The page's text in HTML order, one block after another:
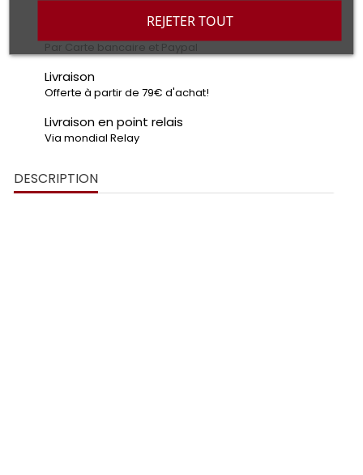
REJETER TOUT
Paiement sécurisé
Par Carte bancaire et Paypal
Livraison
Offerte à partir de 79€ d'achat!
Livraison en point relais
Via mondial Relay
DESCRIPTION